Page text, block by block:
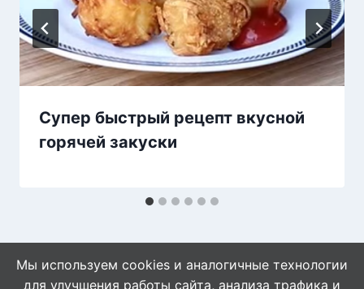
Супер быстрый рецепт вкусной
горячей закуски
Мы используем cookies и аналогичные технологии
для улучшения работы сайта, анализа трафика и